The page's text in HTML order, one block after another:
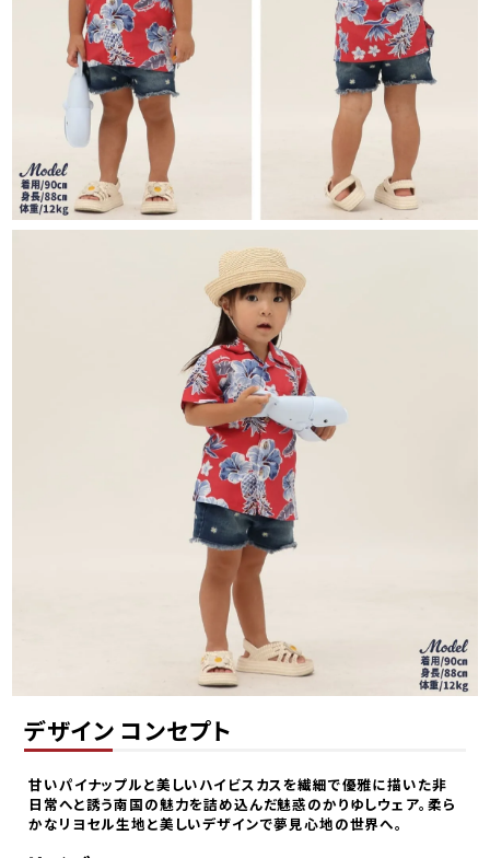
デザイン コンセプト
甘いパイナップルと美しいハイビスカスを繊細で優雅に描いた非
日常へと誘う南国の魅力を詰め込んだ魅惑のかりゆしウェア。柔ら
かなリヨセル生地と美しいデザインで夢見心地の世界へ。